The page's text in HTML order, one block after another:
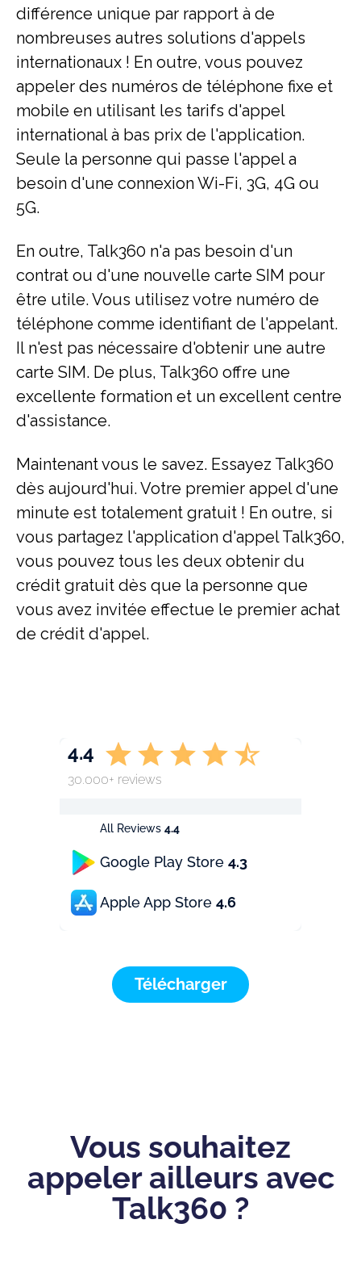
différence unique par rapport à de
nombreuses autres solutions d'appels
internationaux ! En outre, vous pouvez
appeler des numéros de téléphone fixe et
mobile en utilisant les tarifs d'appel
international à bas prix de l'application.
Seule la personne qui passe l'appel a
besoin d'une connexion Wi-Fi, 3G, 4G ou
5G.
En outre, Talk360 n'a pas besoin d'un
contrat ou d'une nouvelle carte SIM pour
être utile. Vous utilisez votre numéro de
téléphone comme identifiant de l'appelant.
Il n'est pas nécessaire d'obtenir une autre
carte SIM. De plus, Talk360 offre une
excellente formation et un excellent centre
d'assistance.
Maintenant vous le savez. Essayez Talk360
dès aujourd'hui. Votre premier appel d'une
minute est totalement gratuit ! En outre, si
vous partagez l'application d'appel Talk360,
vous pouvez tous les deux obtenir du
crédit gratuit dès que la personne que
vous avez invitée effectue le premier achat
de crédit d'appel.
All Reviews 4.4
Google Play Store 4.3
Apple App Store 4.6
4.4
30.000+ reviews
Télécharger
Vous souhaitez
appeler ailleurs avec
Talk360 ?